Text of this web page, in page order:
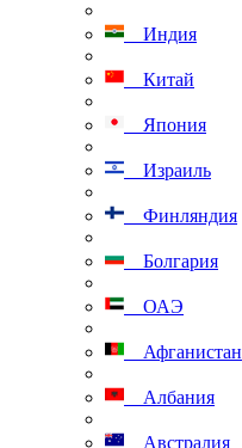
Индия
Китай
Япония
Израиль
Финляндия
Болгария
ОАЭ
Афганистан
Албания
Австралия